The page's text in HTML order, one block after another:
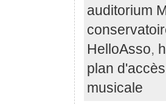
auditorium
HelloAsso,
plan d'accès
musicale